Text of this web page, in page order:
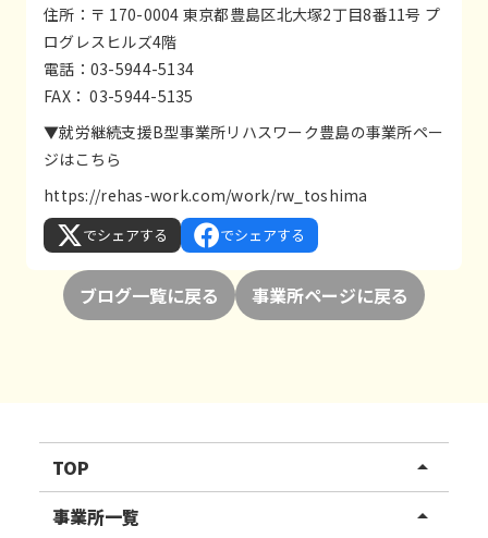
住所：〒 170-0004 東京都豊島区北大塚2丁目8番11号 プ
ログレスヒルズ4階
電話：03-5944-5134
FAX： 03-5944-5135
▼就労継続支援B型事業所リハスワーク豊島の事業所ペー
ジはこちら
https://rehas-work.com/work/rw_toshima
でシェアする でシェアする
ブログ一覧に戻る 事業所ページに戻る
TOP arrow_drop_up
リハスワーク
事業所一覧 arrow_drop_up